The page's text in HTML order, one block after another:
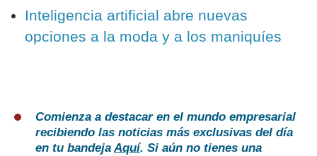
Inteligencia artificial abre nuevas
opciones a la moda y a los maniquíes
Comienza a destacar en el mundo empresarial
recibiendo las noticias más exclusivas del día
en tu bandejaAquí. Si aún no tienes una